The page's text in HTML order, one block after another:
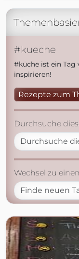
#kueche
#küche ist ein Tag
inspirieren!
Rezepte zum
Durchsuche
Wechsel zu